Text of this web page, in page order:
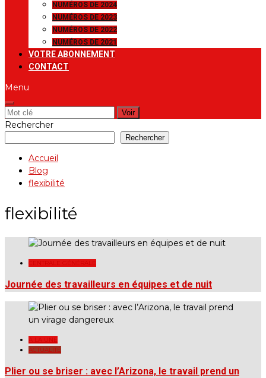
NUMÉROS DE 2024
NUMÉROS DE 2023
NUMÉROS DE 2022
NUMÉROS DE 2021
VOTRE ABONNEMENT
CONTACT
Menu
Rechercher:
Rechercher
Rechercher
Accueil
Blog
flexibilité
flexibilité
Journée des travailleurs en équipes et de nuit
ACTUALITÉ
Plier ou se briser : avec l’Arizona, le travail prend un